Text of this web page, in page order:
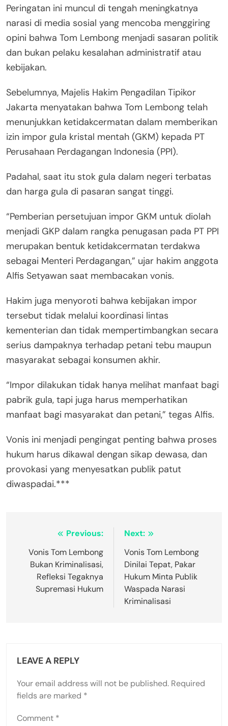
Peringatan ini muncul di tengah meningkatnya
narasi di media sosial yang mencoba menggiring
opini bahwa Tom Lembong menjadi sasaran politik
dan bukan pelaku kesalahan administratif atau
kebijakan.
Sebelumnya, Majelis Hakim Pengadilan Tipikor
Jakarta menyatakan bahwa Tom Lembong telah
menunjukkan ketidakcermatan dalam memberikan
izin impor gula kristal mentah (GKM) kepada PT
Perusahaan Perdagangan Indonesia (PPI).
Padahal, saat itu stok gula dalam negeri terbatas
dan harga gula di pasaran sangat tinggi.
“Pemberian persetujuan impor GKM untuk diolah
menjadi GKP dalam rangka penugasan pada PT PPI
merupakan bentuk ketidakcermatan terdakwa
sebagai Menteri Perdagangan,” ujar hakim anggota
Alfis Setyawan saat membacakan vonis.
Hakim juga menyoroti bahwa kebijakan impor
tersebut tidak melalui koordinasi lintas
kementerian dan tidak mempertimbangkan secara
serius dampaknya terhadap petani tebu maupun
masyarakat sebagai konsumen akhir.
“Impor dilakukan tidak hanya melihat manfaat bagi
pabrik gula, tapi juga harus memperhatikan
manfaat bagi masyarakat dan petani,” tegas Alfis.
Vonis ini menjadi pengingat penting bahwa proses
hukum harus dikawal dengan sikap dewasa, dan
provokasi yang menyesatkan publik patut
diwaspadai.***
navigation
Previous:
Vonis Tom Lembong
Bukan Kriminalisasi,
Refleksi Tegaknya
Supremasi Hukum
Next:
Vonis Tom Lembong
Dinilai Tepat, Pakar
Hukum Minta Publik
Waspada Narasi
Kriminalisasi
LEAVE A REPLY
Your email address will not be published. Required
fields are marked *
Comment *